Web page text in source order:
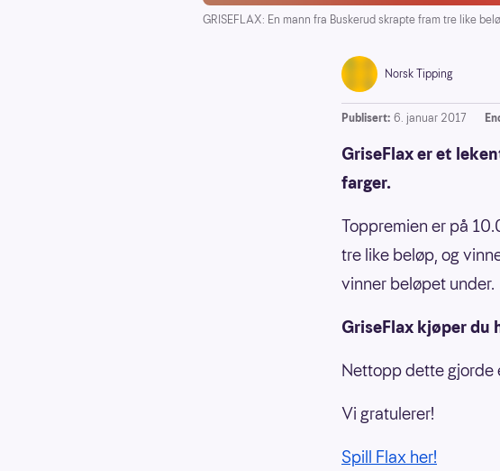
GRISEFLAX: En mann fra Buskerud skrapte fram tre like
Norsk Tipping
Publisert: 6. januar 2017
GriseFlax er et
farger.
Toppremien er på
tre like beløp, og
vinner beløpet under.
GriseFlax kjøper
Nettopp dette gjorde
Vi gratulerer!
Spill Flax her!